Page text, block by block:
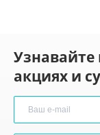
акциях и